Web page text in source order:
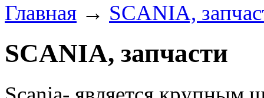
Главная → SCANIA,
SCANIA, запчасти